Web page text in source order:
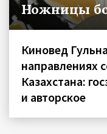
Ножницы
Киновед
направлениях
Казахстана:
и авторское